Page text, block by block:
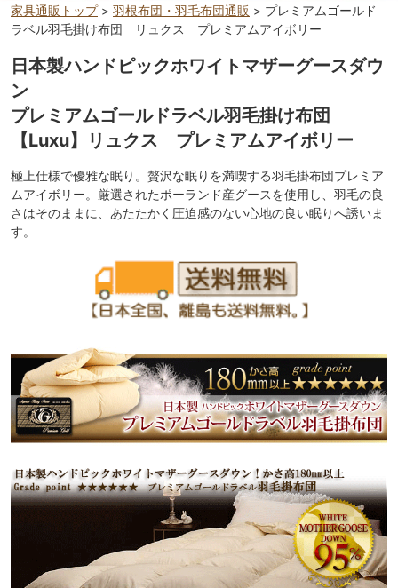
家具通販トップ> 羽根布団・羽毛布団通販 > プレミアムゴールド
ラベル羽毛掛け布団 リュクス プレミアムアイボリー
日本製ハンドピックホワイトマザーグースダウ
ン
プレミアムゴールドラベル羽毛掛け布団
【Luxu】リュクス プレミアムアイボリー
極上仕様で優雅な眠り。贅沢な眠りを満喫する羽毛掛布団プレミア
ムアイボリー。厳選されたポーランド産グースを使用し、羽毛の良
さはそのままに、あたたかく圧迫感のない心地の良い眠りへ誘いま
す。